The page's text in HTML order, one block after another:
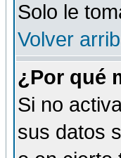
Solo le
Volver
¿Por qué
Si no
sus datos